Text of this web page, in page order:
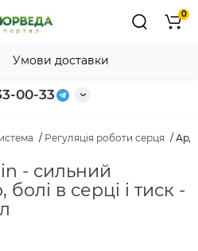
00-33
0
Регуляція роботи серця
- сильний
болі в серці і тиск -
Умови доставки